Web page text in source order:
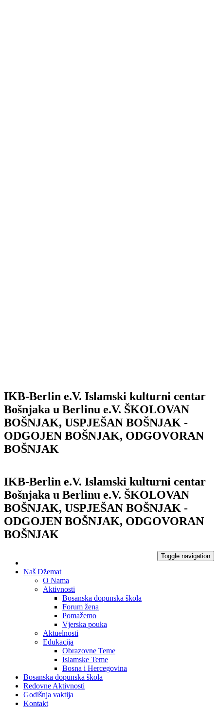
IKB-Berlin e.V. Islamski kulturni centar
Bošnjaka u Berlinu e.V. ŠKOLOVAN
BOŠNJAK, USPJEŠAN BOŠNJAK -
ODGOJEN BOŠNJAK, ODGOVORAN
BOŠNJAK
IKB-Berlin e.V. Islamski kulturni centar
Bošnjaka u Berlinu e.V. ŠKOLOVAN
BOŠNJAK, USPJEŠAN BOŠNJAK -
ODGOJEN BOŠNJAK, ODGOVORAN
BOŠNJAK
Toggle navigation
Naš Džemat
O Nama
Aktivnosti
Bosanska dopunska škola
Forum žena
Pomažemo
Vjerska pouka
Aktuelnosti
Edukacija
Obrazovne Teme
Islamske Teme
Bosna i Hercegovina
Bosanska dopunska škola
Redovne Aktivnosti
Godišnja vaktija
Kontakt